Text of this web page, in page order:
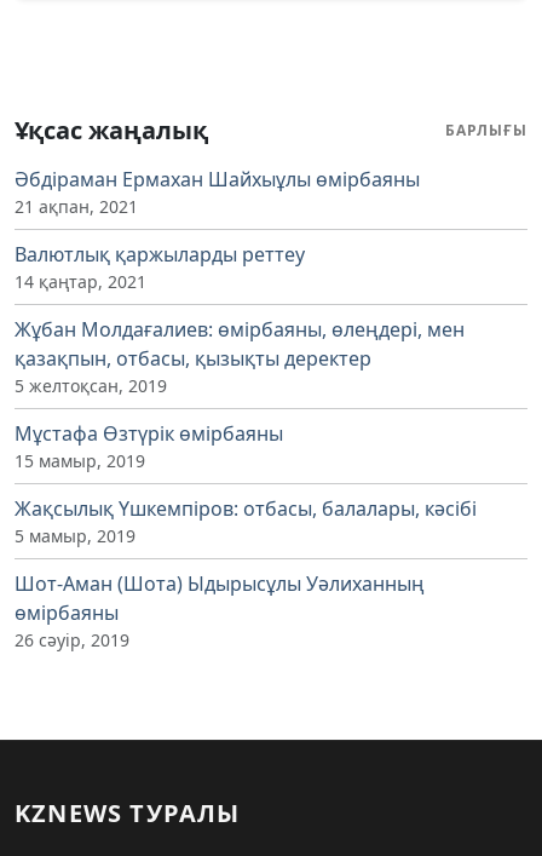
Ұқсас жаңалық БАРЛЫҒЫ
Әбдіраман Ермахан Шайхыұлы өмірбаяны
21 ақпан, 2021
Валютлық қаржыларды реттеу
14 қаңтар, 2021
Жұбан Молдағалиев: өмірбаяны, өлеңдері, мен
қазақпын, отбасы, қызықты деректер
5 желтоқсан, 2019
Мұстафа Өзтүрік өмірбаяны
15 мамыр, 2019
Жақсылық Үшкемпіров: отбасы, балалары, кәсібі
5 мамыр, 2019
Шот-Аман (Шота) Ыдырысұлы Уәлиханның
өмірбаяны
26 сәуір, 2019
KZNEWS ТУРАЛЫ